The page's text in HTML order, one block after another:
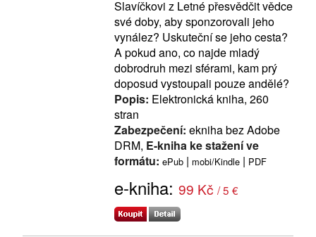
Slavíčkovi z Letné přesvědčit vědce
své doby, aby sponzorovali jeho
vynález? Uskuteční se jeho cesta?
A pokud ano, co najde mladý
dobrodruh mezi sférami, kam prý
doposud vystoupali pouze andělé?
Popis: Elektronická kniha, 260
stran
Zabezpečení: ekniha bez Adobe
DRM, E-kniha ke stažení ve
formátu: ePub | mobi/Kindle | PDF
e-kniha: 99 Kč / 5 €